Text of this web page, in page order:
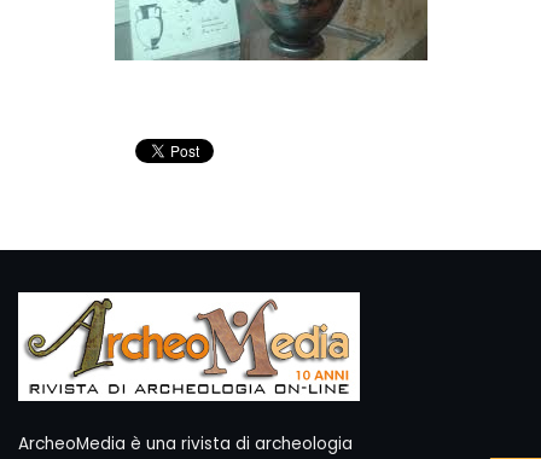
ArcheoMedia è una rivista di archeologia